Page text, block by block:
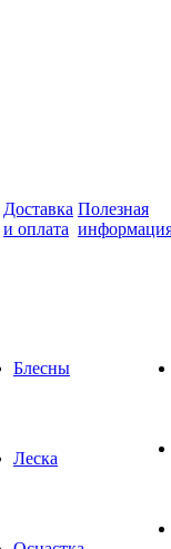
Доставка
и оплата
Полезная
Блесны
Леска